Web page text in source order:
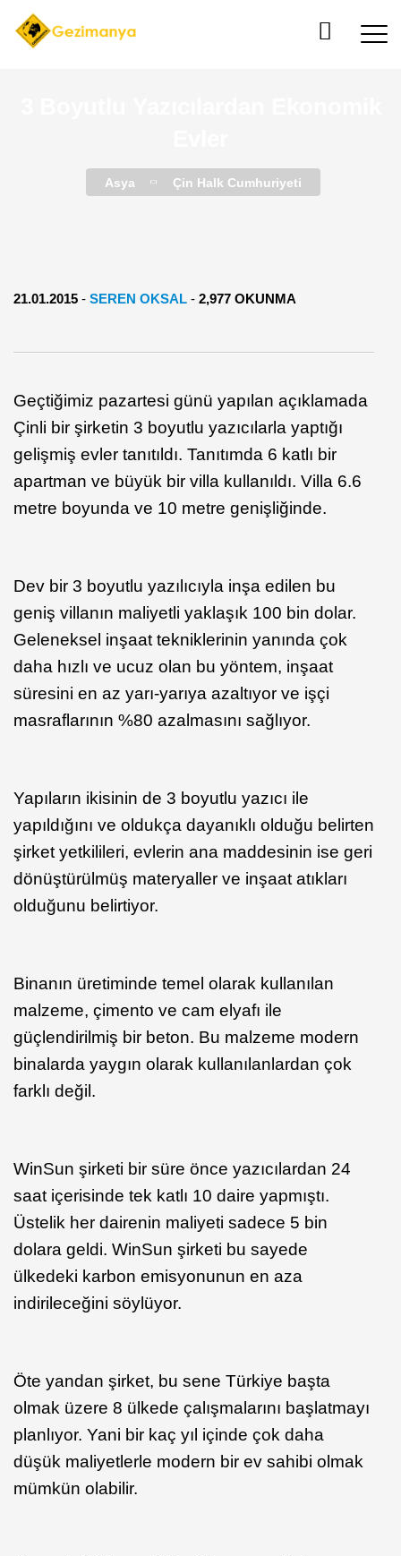
Asya Çin Halk Cumhuriyeti
21.01.2015 - SEREN OKSAL - 2,977 OKUNMA
Geçtiğimiz pazartesi günü yapılan açıklamada
Çinli bir şirketin 3 boyutlu yazıcılarla yaptığı
gelişmiş evler tanıtıldı. Tanıtımda 6 katlı bir
apartman ve büyük bir villa kullanıldı. Villa 6.6
metre boyunda ve 10 metre genişliğinde.
Dev bir 3 boyutlu yazılıcıyla inşa edilen bu
geniş villanın maliyetli yaklaşık 100 bin dolar.
Geleneksel inşaat tekniklerinin yanında çok
daha hızlı ve ucuz olan bu yöntem, inşaat
süresini en az yarı-yarıya azaltıyor ve işçi
masraflarının %80 azalmasını sağlıyor.
Yapıların ikisinin de 3 boyutlu yazıcı ile
yapıldığını ve oldukça dayanıklı olduğu belirten
şirket yetkilileri, evlerin ana maddesinin ise geri
dönüştürülmüş materyaller ve inşaat atıkları
olduğunu belirtiyor.
Binanın üretiminde temel olarak kullanılan
malzeme, çimento ve cam elyafı ile
güçlendirilmiş bir beton. Bu malzeme modern
binalarda yaygın olarak kullanılanlardan çok
farklı değil.
WinSun şirketi bir süre önce yazıcılardan 24
saat içerisinde tek katlı 10 daire yapmıştı.
Üstelik her dairenin maliyeti sadece 5 bin
dolara geldi. WinSun şirketi bu sayede
ülkedeki karbon emisyonunun en aza
indirileceğini söylüyor.
Öte yandan şirket, bu sene Türkiye başta
olmak üzere 8 ülkede çalışmalarını başlatmayı
planlıyor. Yani bir kaç yıl içinde çok daha
düşük maliyetlerle modern bir ev sahibi olmak
mümkün olabilir.